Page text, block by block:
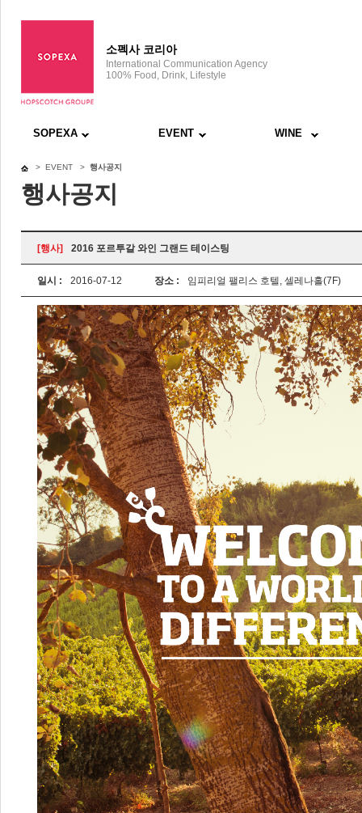
소펙사 코리아
International Communication Agency
100% Food, Drink, Lifestyle
SOPEXA EVENT WINE
> EVENT > 행사공지
행사공지
[행사] 2016 포르투갈 와인 그랜드 테이스팅
일시 : 2016-07-12 장소 : 임피리얼 팰리스 호텔, 셀레나홀(7F)